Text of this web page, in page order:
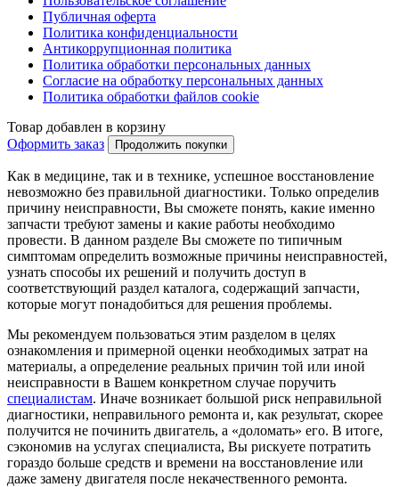
Публичная оферта
Политика конфиденциальности
Антикоррупционная политика
Политика обработки персональных данных
Согласие на обработку персональных данных
Политика обработки файлов cookie
Товар добавлен в корзину
Оформить заказ
Продолжить покупки
Как в медицине, так и в технике, успешное восстановление
невозможно без правильной диагностики. Только определив
причину неисправности, Вы сможете понять, какие именно
запчасти требуют замены и какие работы необходимо
провести. В данном разделе Вы сможете по типичным
симптомам определить возможные причины неисправностей,
узнать способы их решений и получить доступ в
соответствующий раздел каталога, содержащий запчасти,
которые могут понадобиться для решения проблемы.
Мы рекомендуем пользоваться этим разделом в целях
ознакомления и примерной оценки необходимых затрат на
материалы, а определение реальных причин той или иной
неисправности в Вашем конкретном случае поручить
специалистам. Иначе возникает большой риск неправильной
диагностики, неправильного ремонта и, как результат, скорее
получится не починить двигатель, а «доломать» его. В итоге,
сэкономив на услугах специалиста, Вы рискуете потратить
гораздо больше средств и времени на восстановление или
даже замену двигателя после некачественного ремонта.